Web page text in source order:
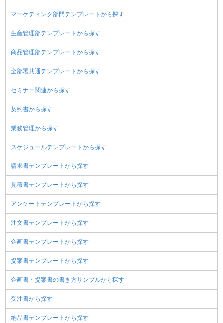
マーケティング部門テンプレートから探す
生産管理部テンプレートから探す
商品管理部テンプレートから探す
全部署共通テンプレートから探す
セミナー関連から探す
契約書から探す
業務管理から探す
スケジュールテンプレートから探す
請求書テンプレートから探す
見積書テンプレートから探す
アンケートテンプレートから探す
注文書テンプレートから探す
企画書テンプレートから探す
提案書テンプレートから探す
企画書・提案書の書き方サンプルから探す
受注書から探す
納品書テンプレートから探す